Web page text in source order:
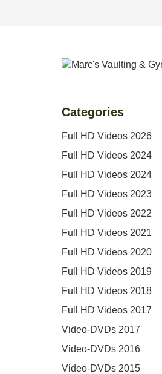
Categories
Full HD Videos 2026
Full HD Videos 2024
Full HD Videos 2024
Full HD Videos 2023
Full HD Videos 2022
Full HD Videos 2021
Full HD Videos 2020
Full HD Videos 2019
Full HD Videos 2018
Full HD Videos 2017
Video-DVDs 2017
Video-DVDs 2016
Video-DVDs 2015